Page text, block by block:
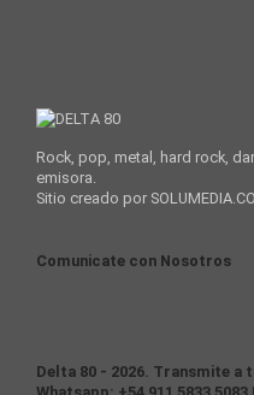
Rock, pop, metal, hard rock,
emisora.
Sitio creado por
Comunicate con Nosotros
Delta 80 - 2026. Transmite a